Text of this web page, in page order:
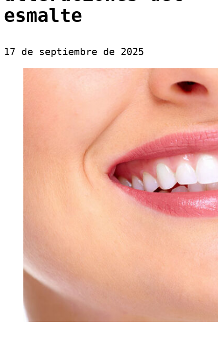
esmalte
17 de septiembre de 2025